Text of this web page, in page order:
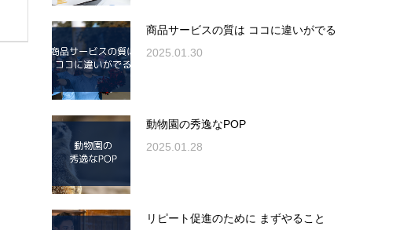
商品サービスの質は ココに違いがでる
2025.01.30
動物園の秀逸なPOP
2025.01.28
リピート促進のために まずやること